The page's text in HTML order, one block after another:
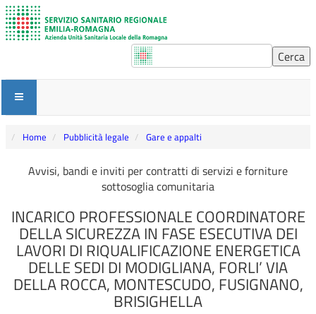
Home Pubblicità legale Gare e appalti
Avvisi, bandi e inviti per contratti di servizi e forniture
sottosoglia comunitaria
INCARICO PROFESSIONALE COORDINATORE
DELLA SICUREZZA IN FASE ESECUTIVA DEI
LAVORI DI RIQUALIFICAZIONE ENERGETICA
DELLE SEDI DI MODIGLIANA, FORLI’ VIA
DELLA ROCCA, MONTESCUDO, FUSIGNANO,
BRISIGHELLA